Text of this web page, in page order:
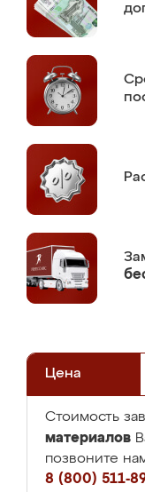
Цена
Стоимость
материалов
позвоните
8 (800) 511-